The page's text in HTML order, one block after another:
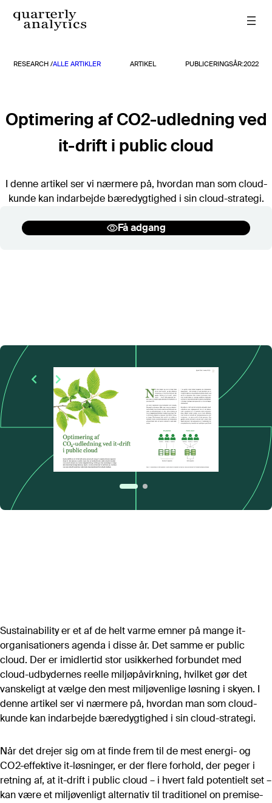
Rapporter Alle rapporter
2026
2022
2020
POPULÆRE EMNER
Digital suverænitet
Microsoft
Forhandling
Public cloud
It-økonomi
Kontrakter og vilkår
Sourcingstrategi
Se flere
Digital suverænitet i et juridisk perspektiv
Digital plan B: Software
Public cloud IaaS – prissammenligning
Vurdering af bemandingsbehov i it-afdelingen
Vigtige software-kontraktvilkår
Se flere
Værktøjer Alle værktøjer
Søg
RESEARCH /ALLE ARTIKLER ARTIKEL PUBLICERINGSÅR:2022
Optimering af CO2-udledning ved
it-drift i public cloud
I denne artikel ser vi nærmere på, hvordan man som cloud-
kunde kan indarbejde bæredygtighed i sin cloud-strategi.
Få adgang
Sustainability er et af de helt varme emner på mange it-
organisationers agenda i disse år. Det samme er public
cloud. Der er imidlertid stor usikkerhed forbundet med
cloud-udbydernes reelle miljøpåvirkning, hvilket gør det
vanskeligt at vælge den mest miljøvenlige løsning i skyen. I
denne artikel ser vi nærmere på, hvordan man som cloud-
kunde kan indarbejde bæredygtighed i sin cloud-strategi.
Når det drejer sig om at finde frem til de mest energi- og
CO2-effektive it-løsninger, er der flere forhold, der peger i
retning af, at it-drift i public cloud – i hvert fald potentielt set –
kan være et miljøvenligt alternativ til traditionel on premise-